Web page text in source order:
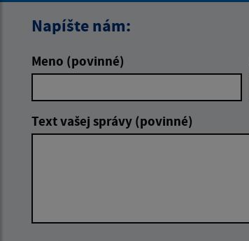
Napíšte nám:
Meno (povinné)
Text vašej správy (povinné)